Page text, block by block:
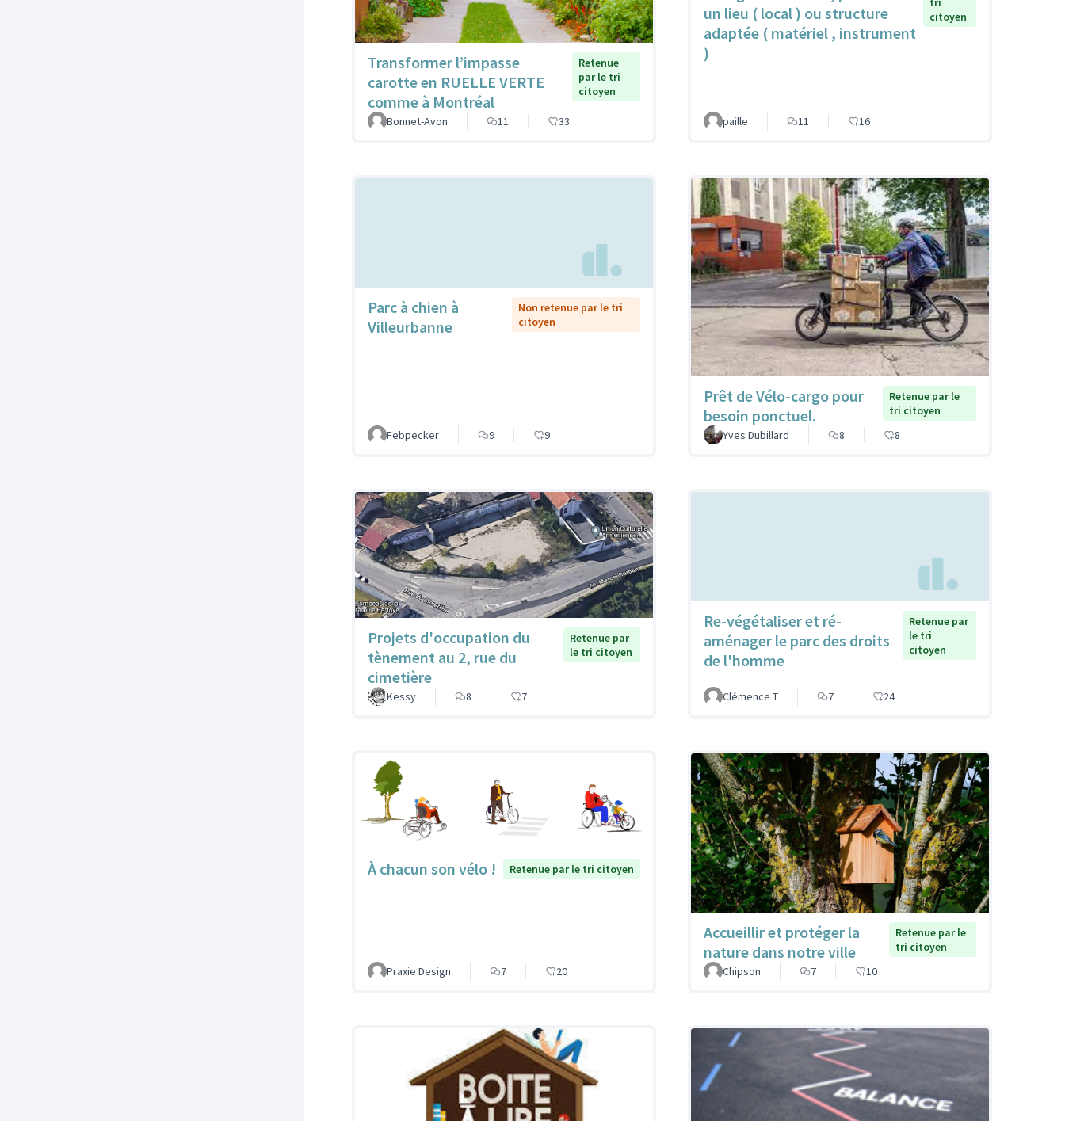
Transformer l’impasse
carotte en RUELLE VERTE
comme à Montréal
Retenue
par le tri
citoyen
Bonnet-Avon 11 33
un lieu ( local ) ou structure
adaptée ( matériel , instrument
)
citoyen
paille 11 16
Parc à chien à
Villeurbanne
Non retenue par le tri
citoyen
Febpecker 9 9
Prêt de Vélo-cargo pour
besoin ponctuel.
Retenue par le
tri citoyen
Yves Dubillard
8 8
Projets d'occupation du
tènement au 2, rue du
cimetière
Retenue par
le tri citoyen
Kessy 8 7
Re-végétaliser et ré-
aménager le parc des droits
de l'homme
Retenue par
le tri
citoyen
Clémence T 7 24
À chacun son vélo ! Retenue par le tri citoyen
Praxie Design 7 20
Accueillir et protéger la
nature dans notre ville
Retenue par le
tri citoyen
Chipson
7 10